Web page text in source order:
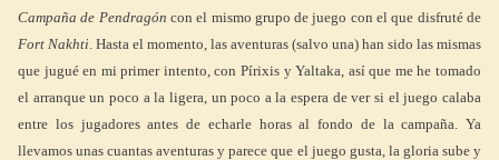
Campaña de Pendragón con el mismo grupo de juego con el que disfruté de
Fort Nakhti. Hasta el momento, las aventuras (salvo una) han sido las mismas
que jugué en mi primer intento, con Pírixis y Yaltaka, así que me he tomado
el arranque un poco a la ligera, un poco a la espera de ver si el juego calaba
entre los jugadores antes de echarle horas al fondo de la campaña. Ya
llevamos unas cuantas aventuras y parece que el juego gusta, la gloria sube y